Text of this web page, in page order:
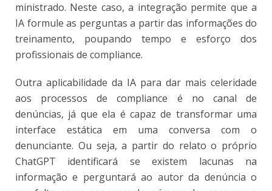
ministrado. Neste caso, a integração permite que a
IA formule as perguntas a partir das informações do
treinamento, poupando tempo e esforço dos
profissionais de compliance.
Outra aplicabilidade da IA para dar mais celeridade
aos processos de compliance é no canal de
denúncias, já que ela é capaz de transformar uma
interface estática em uma conversa com o
denunciante. Ou seja, a partir do relato o próprio
ChatGPT identificará se existem lacunas na
informação e perguntará ao autor da denúncia o